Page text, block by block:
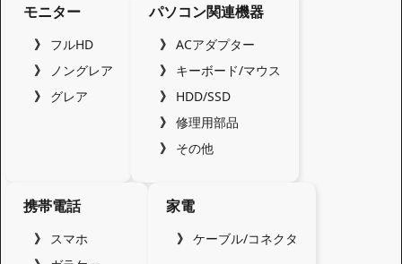
モニター
フルHD
ノングレア
グレア
パソコン関連機器
ACアダプター
キーボード/マウス
HDD/SSD
修理用部品
その他
携帯電話
スマホ
家電
ケーブル/コネクタ